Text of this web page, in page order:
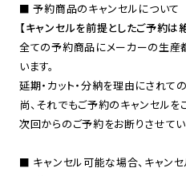
【キャンセルを前提としたご予約は
全ての予約商品にメーカーの生産
います。
延期・カット・分納を理由にされて
尚、それでもご予約のキャンセル
次回からのご予約をお断りさせてい
■ キャンセル可能な場合、キャン